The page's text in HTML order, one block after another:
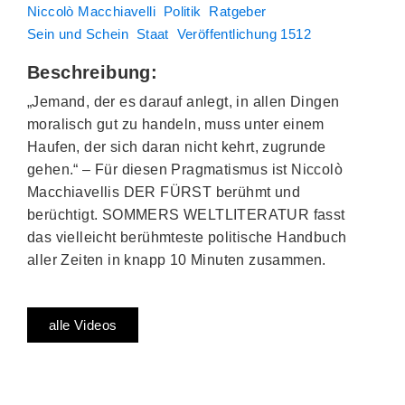
Niccolò Macchiavelli Politik
Ratgeber
Sein und Schein Staat Veröffentlichung 1512
Beschreibung:
„Jemand, der es darauf anlegt, in allen Dingen
moralisch gut zu handeln, muss unter einem
Haufen, der sich daran nicht kehrt, zugrunde
gehen.“ – Für diesen Pragmatismus ist Niccolò
Macchiavellis DER FÜRST berühmt und
berüchtigt. SOMMERS WELTLITERATUR fasst
das vielleicht berühmteste politische Handbuch
aller Zeiten in knapp 10 Minuten zusammen.
alle Videos